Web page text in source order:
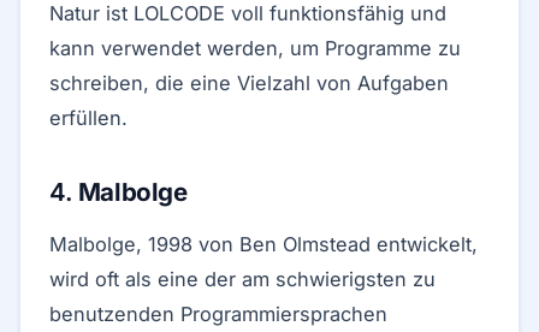
Natur ist LOLCODE voll funktionsfähig und
kann verwendet werden, um Programme zu
schreiben, die eine Vielzahl von Aufgaben
erfüllen.
4. Malbolge
Malbolge, 1998 von Ben Olmstead entwickelt,
wird oft als eine der am schwierigsten zu
benutzenden Programmiersprachen